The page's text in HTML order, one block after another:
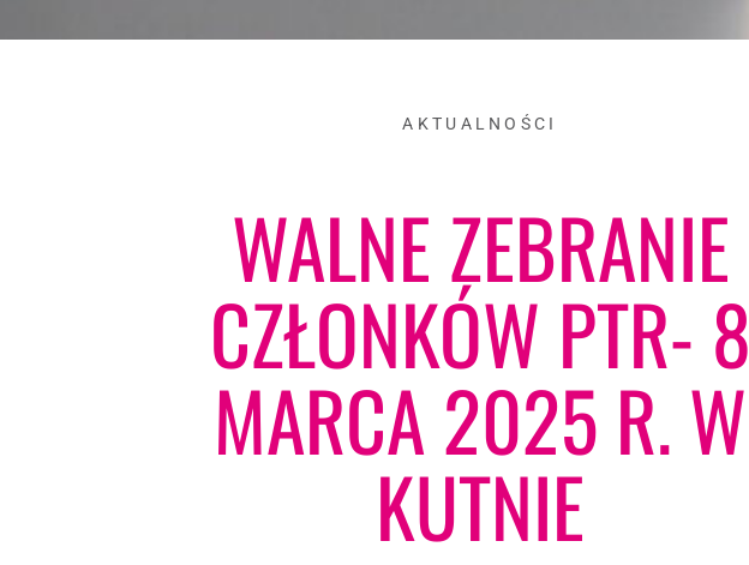
AKTUALNOŚCI
WALNE ZEBRANIE
CZŁONKÓW PTR- 8
MARCA 2025 R. W
KUTNIE